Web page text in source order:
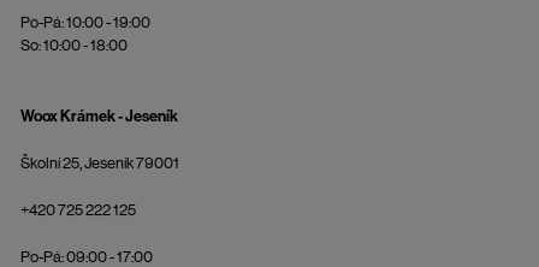
Po-Pá: 10:00 - 19:00
So: 10:00 - 18:00
Woox Krámek - Jeseník
Školní 25, Jeseník 79001
+420 725 222 125
Po-Pá: 09:00 - 17:00